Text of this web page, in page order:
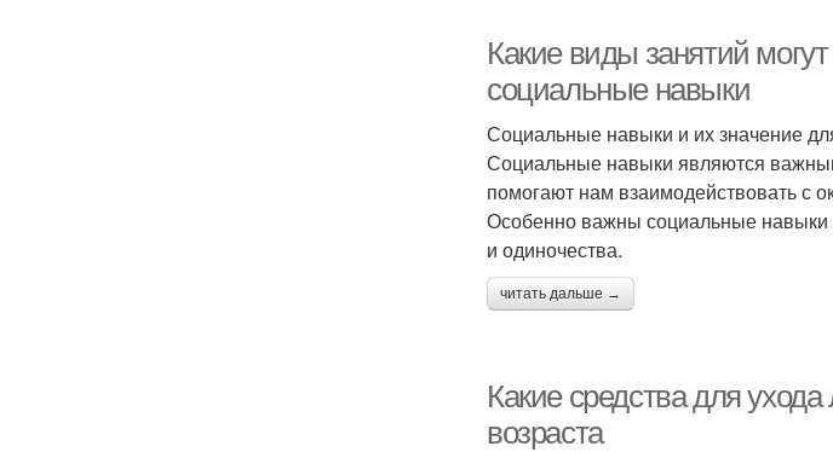
Какие виды занятий
социальные навыки
Социальные навыки и их значение
Социальные навыки являются
помогают нам взаимодействовать
Особенно важны социальные навыки
и одиночества.
читать дальше →
Какие средства для
возраста